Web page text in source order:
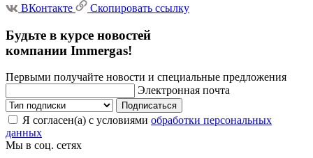
ВКонтакте
Скопировать ссылку
Будьте в курсе новостей
компании Immergas!
Первыми получайте новости и специальные предложения
Электронная почта
Подписаться
Я согласен(а) с условиями обработки персональных
данных
Мы в соц. сетях